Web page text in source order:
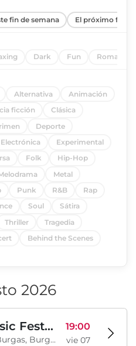
fin de semana El próximo fin
Dark Fun Romantic
Alternativa
Animación
ficción
Clásica
Deporte
Electrónica
Experimental
Folk
Hip-Hop
Metal
Punk R&B
Rap
Soul
Sátira
Thriller
Tragedia
Behind the Scenes
2026
SPICE Music Festival 2026
Morska gara, Burgas, Burgas, BG
19:00
vie 07